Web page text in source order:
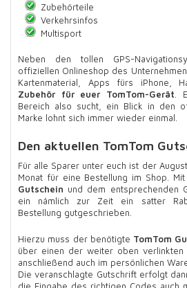
Zubehörteile
Verkehrsinfos
Multisport
Neben den tollen GPS-
offiziellen Onlineshop des
Kartenmaterial, Apps fürs iPhone,
Zubehör für euer TomTom-Gerät .
Bereich also sucht, ein Blick in den
Marke lohnt sich immer wieder einmal.
Den aktuellen TomTom
Für alle Sparer unter euch ist der
Monat für eine Bestellung im Shop.
Gutschein und dem entsprechenden
ein nämlich zur Zeit ein satter
Bestellung gutgeschrieben.
Hierzu muss der benötigte TomTom
über einen der weiter oben verlinkten
anschließend auch im persönlichen
Die veranschlagte Gutschrift erfolgt